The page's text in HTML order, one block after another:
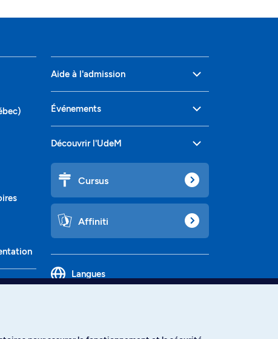
Aide à l'admission
Événements
Découvrir l'UdeM
Cursus
Affiniti
Langues